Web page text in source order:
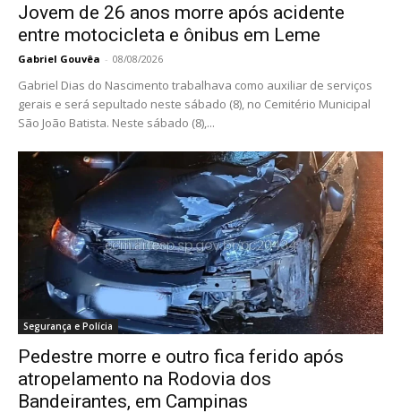
Jovem de 26 anos morre após acidente
entre motocicleta e ônibus em Leme
Gabriel Gouvêa - 08/08/2026
Gabriel Dias do Nascimento trabalhava como auxiliar de serviços
gerais e será sepultado neste sábado (8), no Cemitério Municipal
São João Batista. Neste sábado (8),...
Segurança e Polícia
Pedestre morre e outro fica ferido após
atropelamento na Rodovia dos
Bandeirantes, em Campinas